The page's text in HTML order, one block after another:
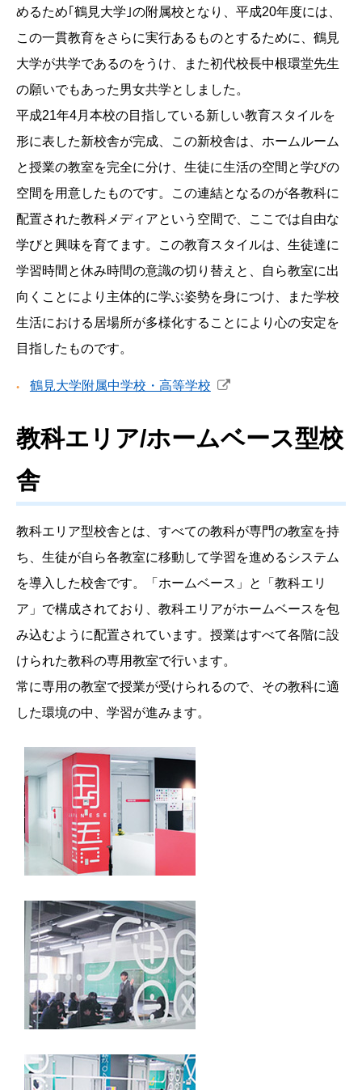
めるため｢鶴見大学｣の附属校となり、平成20年度には、
この一貫教育をさらに実行あるものとするために、鶴見
大学が共学であるのをうけ、また初代校長中根環堂先生
の願いでもあった男女共学としました。
平成21年4月本校の目指している新しい教育スタイルを
形に表した新校舎が完成、この新校舎は、ホームルーム
と授業の教室を完全に分け、生徒に生活の空間と学びの
空間を用意したものです。この連結となるのが各教科に
配置された教科メディアという空間で、ここでは自由な
学びと興味を育てます。この教育スタイルは、生徒達に
学習時間と休み時間の意識の切り替えと、自ら教室に出
向くことにより主体的に学ぶ姿勢を身につけ、また学校
生活における居場所が多様化することにより心の安定を
目指したものです。
鶴見大学附属中学校・高等学校
教科エリア/ホームベース型校
舎
教科エリア型校舎とは、すべての教科が専門の教室を持
ち、生徒が自ら各教室に移動して学習を進めるシステム
を導入した校舎です。「ホームベース」と「教科エリ
ア」で構成されており、教科エリアがホームベースを包
み込むように配置されています。授業はすべて各階に設
けられた教科の専用教室で行います。
常に専用の教室で授業が受けられるので、その教科に適
した環境の中、学習が進みます。